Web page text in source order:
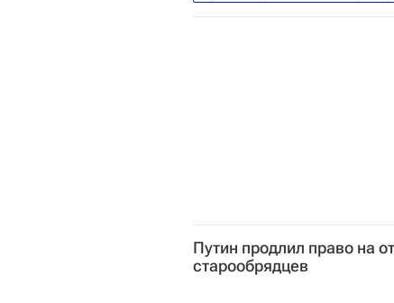
Маргарита Симоньян
Путин продлил право на
старообрядцев